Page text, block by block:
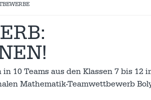
10 Teams aus den Klassen 7 bis 12
Mathematik-Teamwettbewerb